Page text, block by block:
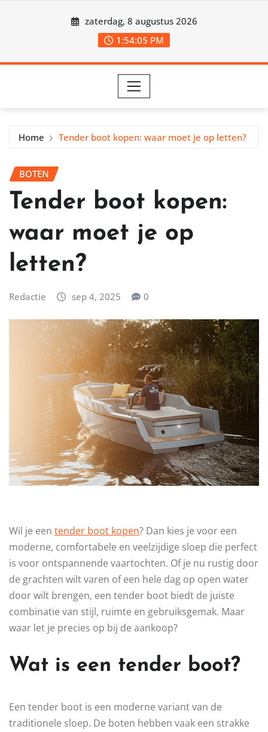
zaterdag, 8 augustus 2026
1:54:06 PM
Home Tender boot kopen: waar moet je op letten?
BOTEN
Tender boot kopen:
waar moet je op
letten?
Redactie sep 4, 2025 0
Wil je een tender boot kopen? Dan kies je voor een
moderne, comfortabele en veelzijdige sloep die perfect
is voor ontspannende vaartochten. Of je nu rustig door
de grachten wilt varen of een hele dag op open water
door wilt brengen, een tender boot biedt de juiste
combinatie van stijl, ruimte en gebruiksgemak. Maar
waar let je precies op bij de aankoop?
Wat is een tender boot?
Een tender boot is een moderne variant van de
traditionele sloep. De boten hebben vaak een strakke